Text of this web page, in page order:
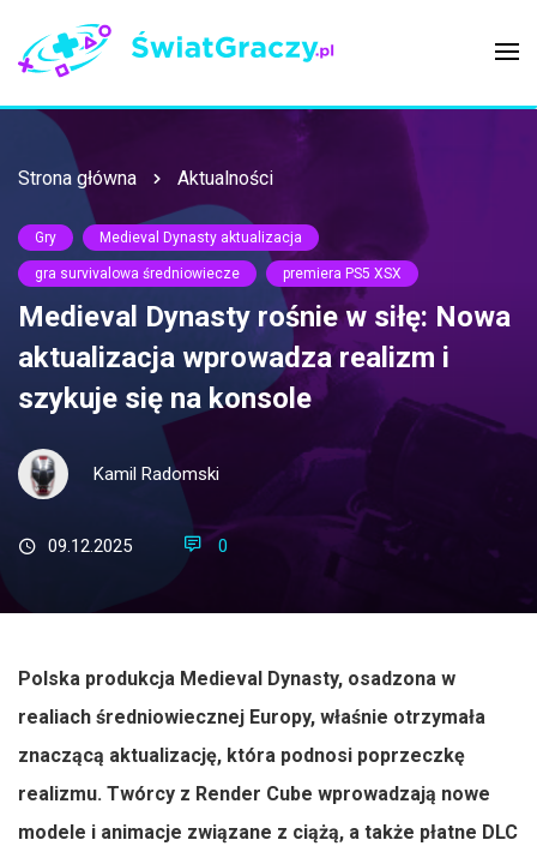
Strona główna Aktualności
Gry Medieval Dynasty aktualizacja
gra survivalowa średniowiecze premiera PS5 XSX
Medieval Dynasty rośnie w siłę: Nowa
aktualizacja wprowadza realizm i
szykuje się na konsole
Kamil Radomski
09.12.2025 0
Polska produkcja Medieval Dynasty, osadzona w
realiach średniowiecznej Europy, właśnie otrzymała
znaczącą aktualizację, która podnosi poprzeczkę
realizmu. Twórcy z Render Cube wprowadzają nowe
modele i animacje związane z ciążą, a także płatne DLC